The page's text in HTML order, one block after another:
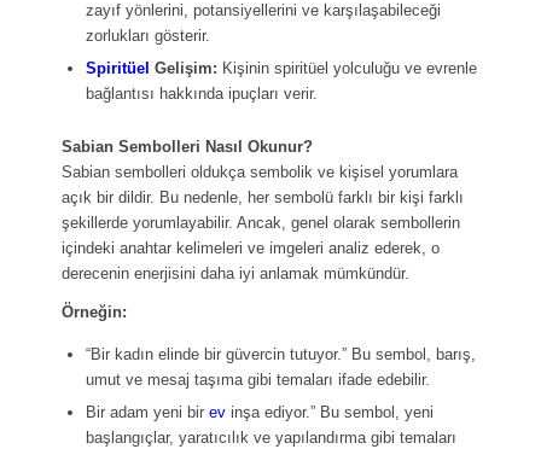
zayıf yönlerini, potansiyellerini ve karşılaşabileceği
zorlukları gösterir.
Spiritüel Gelişim: Kişinin spiritüel yolculuğu ve evrenle
bağlantısı hakkında ipuçları verir.
Sabian Sembolleri Nasıl Okunur?
Sabian sembolleri oldukça sembolik ve kişisel yorumlara
açık bir dildir. Bu nedenle, her sembolü farklı bir kişi farklı
şekillerde yorumlayabilir. Ancak, genel olarak sembollerin
içindeki anahtar kelimeleri ve imgeleri analiz ederek, o
derecenin enerjisini daha iyi anlamak mümkündür.
Örneğin:
“Bir kadın elinde bir güvercin tutuyor.” Bu sembol, barış,
umut ve mesaj taşıma gibi temaları ifade edebilir.
Bir adam yeni bir evinşa ediyor.” Bu sembol, yeni
başlangıçlar, yaratıcılık ve yapılandırma gibi temaları